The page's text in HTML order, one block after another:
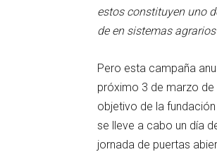
estos constituyen uno
de en sistemas
Pero esta campaña
próximo 3 de marzo de
objetivo de la
se lleve a cabo un día
jornada de puertas